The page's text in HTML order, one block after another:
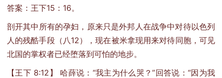
答案：王下15：16。
剖开其中所有的孕妇，原来只是外邦人在战争中对待以色列
人的残酷手段（八12），现在被米拿现用来对待同胞，可见
北国的掌权者已经堕落到可怕的地步。
【王下 8:12】 哈薛说：“我主为什么哭？”回答说：“因为我